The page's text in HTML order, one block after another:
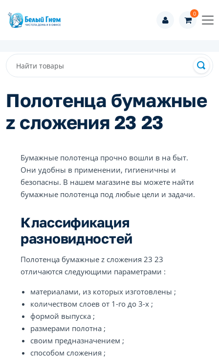
0
Полотенца бумажные
z сложения 23 23
Бумажные полотенца прочно вошли в на быт.
Они удобны в применении, гигиеничны и
безопасны. В нашем магазине вы можете найти
бумажные полотенца под любые цели и задачи.
Классификация
разновидностей
Полотенца бумажные z сложения 23 23
отличаются следующими параметрами :
материалами, из которых изготовлены ;
количеством слоев от 1-го до 3-х ;
формой выпуска ;
размерами полотна ;
своим предназначением ;
способом сложения ;